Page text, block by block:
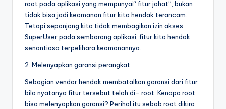
root pada aplikasi yang mempunyai“ fitur jahat”, bukan
tidak bisa jadi keamanan fitur kita hendak terancam.
Tetapi sepanjang kita tidak membagikan izin akses
SuperUser pada sembarang aplikasi, fitur kita hendak
senantiasa terpelihara keamanannya.
2. Melenyapkan garansi perangkat
Sebagian vendor hendak membatalkan garansi dari fitur
bila nyatanya fitur tersebut telah di- root. Kenapa root
bisa melenyapkan garansi? Perihal itu sebab root dikira